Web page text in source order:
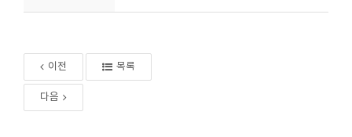
이전 목록
다음